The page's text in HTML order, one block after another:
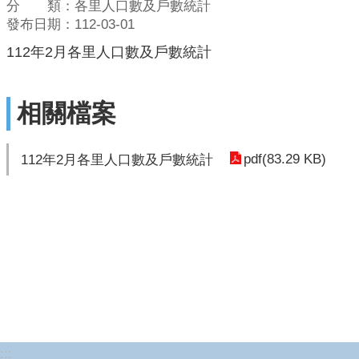
分 類：各里人口數及戶數統計
發布日期：112-03-01
112年2月各里人口數及戶數統計
相關檔案
112年2月各里人口數及戶數統計 pdf(83.29 KB)
:::